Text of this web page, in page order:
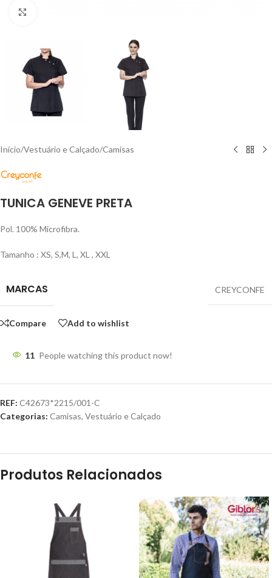
Início/Vestuário e Calçado/Camisas
TUNICA GENEVE PRETA
Pol. 100% Microfibra.
Tamanho : XS, S,M, L, XL , XXL
MARCAS CREYCONFE
Compare Add to wishlist
11 People watching this product now!
REF: C42673*2215/001-C
Categorias: Camisas, Vestuário e Calçado
Produtos Relacionados